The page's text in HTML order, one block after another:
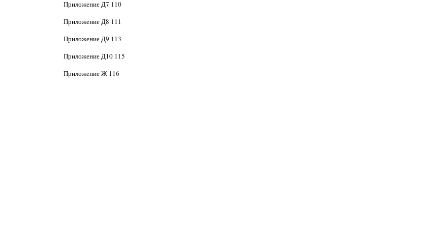
Приложение Д7 110
Приложение Д8 111
Приложение Д9 113
Приложение Д10 115
Приложение Ж 116